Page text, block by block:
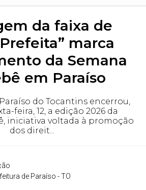
da faixa de
marca
da Semana
em Paraíso
do Tocantins encerrou,
feira, 12, a edição 2026 da
iniciativa voltada à promoção
dos direit...
de Paraíso - TO